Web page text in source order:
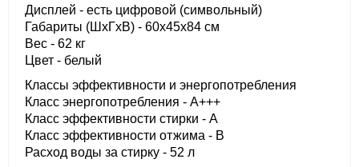
Дисплей - есть цифровой (символьный)
Габариты (ШxГxВ) - 60x45x84 см
Вес - 62 кг
Цвет - белый
Классы эффективности и энергопотребления
Класс энергопотребления - A+++
Класс эффективности стирки - A
Класс эффективности отжима - B
Расход воды за стирку - 52 л